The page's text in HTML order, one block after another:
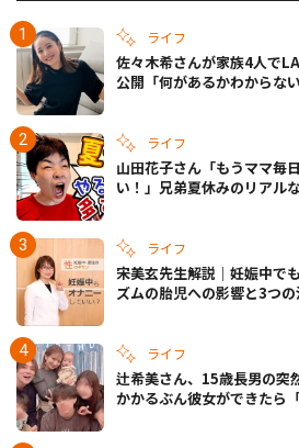
ライフ
佐々木希さんが家族4人で
公開「何があるかわからな
ライフ
山田花子さん「もうママ毎
い！」兄弟夏休みのリアル
ライフ
宋美玄先生解説｜妊娠中で
ズムの胎児への影響と3つ
ライフ
辻希美さん、15歳長男の突
かかるぶん彼女ができたら